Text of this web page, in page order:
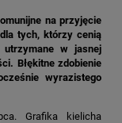
na przyjęcie
tych, którzy cenią
w jasnej
Błękitne zdobienie
wyrazistego
Grafika kielicha